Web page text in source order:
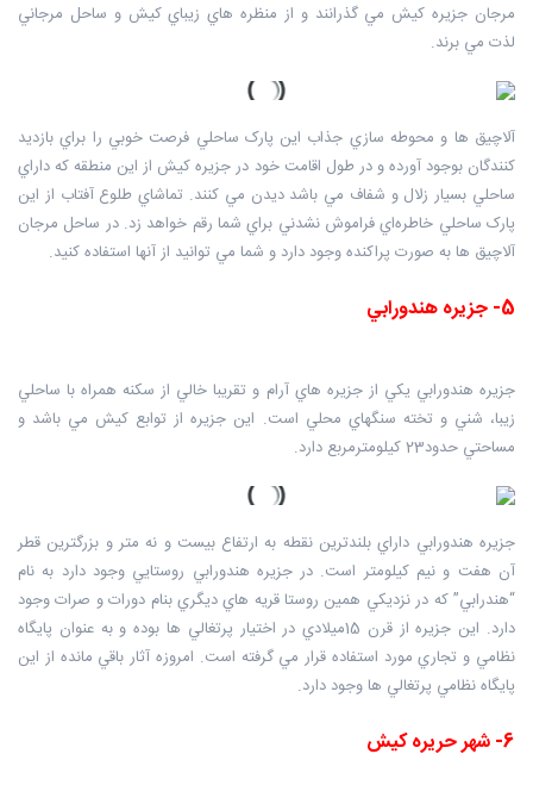
مرجان جزيره کيش مي گذرانند و از منظره هاي زيباي کيش و ساحل مرجاني
لذت مي برند.
آلاچيق ها و محوطه سازي جذاب اين پارک ساحلي فرصت خوبي را براي بازديد
کنندگان بوجود آورده و در طول اقامت خود در جزيره کيش از اين منطقه که داراي
ساحلي بسيار زلال و شفاف مي باشد ديدن مي کنند. تماشاي طلوع آفتاب از اين
پارک ساحلي خاطره‌اي فراموش نشدني براي شما رقم خواهد زد. در ساحل مرجان
آلاچيق ها به صورت پراکنده وجود دارد و شما مي توانيد از آنها استفاده کنيد.
5- جزيره هندورابي
جزيره هندورابي يکي از جزيره هاي آرام و تقريبا خالي از سکنه همراه با ساحلي
زيبا، شني و تخته سنگهاي محلي است. اين جزيره از توابع کيش مي باشد و
مساحتي حدود23 کيلومترمربع دارد.
جزيره هندورابي داراي بلندترين نقطه به ارتفاع بيست و نه متر و بزرگترين قطر
آن هفت و نيم کيلومتر است. در جزيره هندورابي روستايي وجود دارد به نام
“هندرابي” که در نزديکي همين روستا قريه‌ هاي ديگري بنام دورات و صرات وجود
دارد. اين جزيره از قرن 15ميلادي در اختيار پرتغالي ها بوده و به عنوان پايگاه
نظامي و تجاري مورد استفاده قرار مي گرفته است. امروزه آثار باقي مانده از اين
پايگاه نظامي پرتغالي ها وجود دارد.
6- شهر حريره کيش